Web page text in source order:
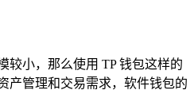
较小，那么使用 TP 钱包这样的
产管理和交易需求，软件钱包的